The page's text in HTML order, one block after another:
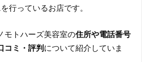
を行っているお店です。
モトハーズ美容室の住所や電話番号
コミ・評判について紹介していま